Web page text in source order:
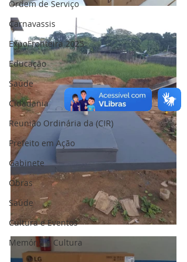
Ordem de Serviço
Carnavassis
ExpoFronteira 2025
Educação
Saúde
Cidadania
Reunião Ordinária da (CIR)
Prefeito em Ação
Gabinete
Obras
Saúde
Cultura e Eventos
Memória e Cultura